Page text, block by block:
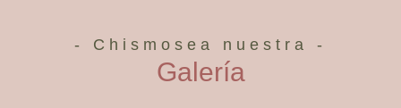
- Chismosea nuestra -
Galería